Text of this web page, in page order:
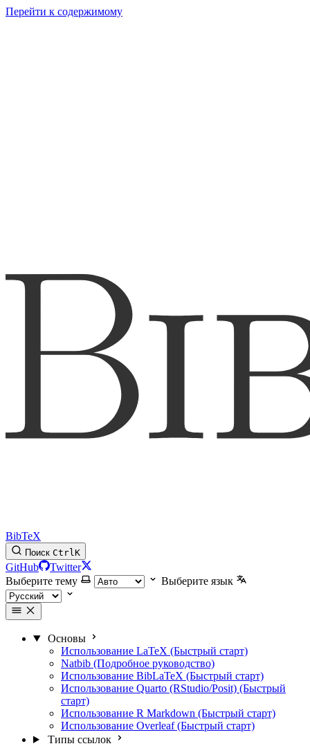
Перейти к содержимому
BibTeX
Поиск CtrlK
GitHub
Twitter
Выберите тему
Выберите язык
Основы
Использование LaTeX (Быстрый старт)
Natbib (Подробное руководство)
Использование BibLaTeX (Быстрый старт)
Использование Quarto (RStudio/Posit) (Быстрый
старт)
Использование R Markdown (Быстрый старт)
Использование Overleaf (Быстрый старт)
Типы ссылок